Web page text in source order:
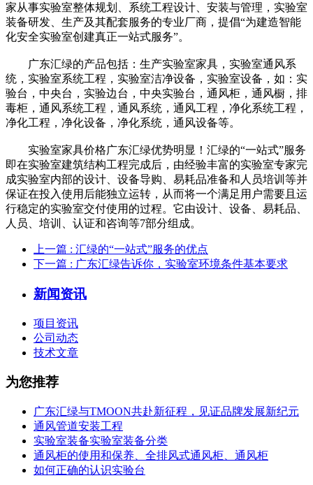
家从事实验室整体规划、系统工程设计、安装与管理，实验室
装备研发、生产及其配套服务的专业厂商，提倡“为建造智能
化安全实验室创建真正一站式服务”。
广东汇绿的产品包括：生产实验室家具，实验室通风系
统，实验室系统工程，实验室洁净设备，实验室设备，如：实
验台，中央台，实验边台，中央实验台，通风柜，通风橱，排
毒柜，通风系统工程，通风系统，通风工程，净化系统工程，
净化工程，净化设备，净化系统，通风设备等。
实验室家具价格广东汇绿优势明显！汇绿的“一站式”服务
即在实验室建筑结构工程完成后，由经验丰富的实验室专家完
成实验室内部的设计、设备导购、易耗品准备和人员培训等并
保证在投入使用后能独立运转，从而将一个满足用户需要且运
行稳定的实验室交付使用的过程。它由设计、设备、易耗品、
人员、培训、认证和咨询等7部分组成。
上一篇 : 汇绿的“一站式”服务的优点
下一篇 : 广东汇绿告诉你，实验室环境条件基本要求
新闻资讯
项目资讯
公司动态
技术文章
为您推荐
广东汇绿与TMOON共赴新征程，见证品牌发展新纪元
通风管道安装工程
实验室装备实验室装备分类
通风柜的使用和保养、全排风式通风柜、通风柜
如何正确的认识实验台